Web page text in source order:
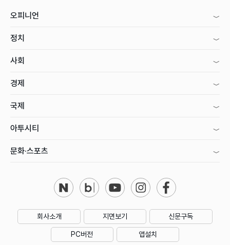
오피니언
정치
사회
경제
국제
아투시티
문화·스포츠
회사소개 지면보기 신문구독
PC버전 앱설치